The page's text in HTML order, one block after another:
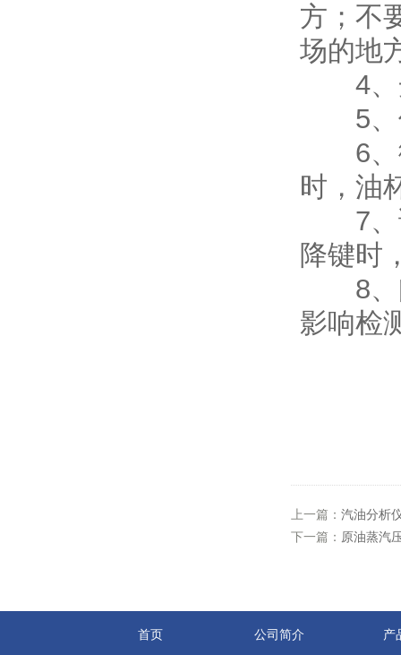
方；不
场的地
4、开
5、
6、微
时，油
7、试
降键时
8、闪
影响检
上一篇： 汽油分析
下一篇： 原油蒸汽
首页 公司简介 产